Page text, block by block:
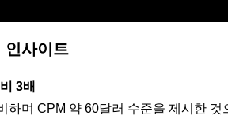
인사이트
3배
하며 CPM 약 60달러 수준을 제시한